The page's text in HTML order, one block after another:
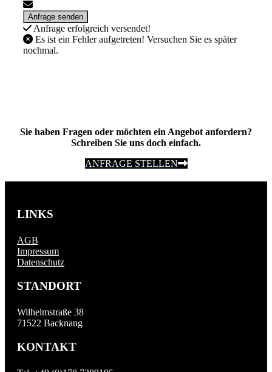
Anfrage erfolgreich versendet!
Es ist ein Fehler aufgetreten! Versuchen Sie es später
nochmal.
Sie haben Fragen oder möchten ein Angebot anfordern?
Schreiben Sie uns doch einfach.
ANFRAGE STELLEN
LINKS
AGB
Impressum
Datenschutz
STANDORT
Wilhelmstraße 38
71522 Backnang
KONTAKT